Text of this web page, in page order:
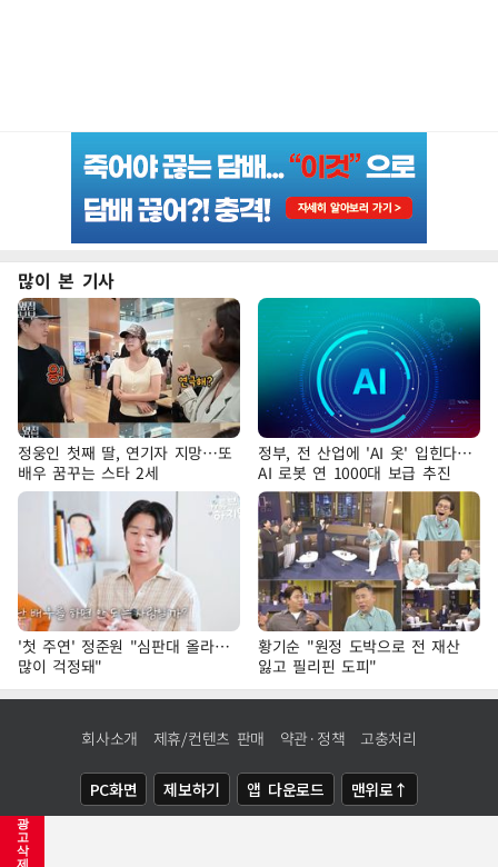
광
고
삭
제
많이 본 기사
정웅인 첫째 딸, 연기자 지망…또
배우 꿈꾸는 스타 2세
정부, 전 산업에 'AI 옷' 입힌다…
AI 로봇 연 1000대 보급 추진
'첫 주연' 정준원 "심판대 올라…
많이 걱정돼"
황기순 "원정 도박으로 전 재산
잃고 필리핀 도피"
회사소개 제휴/컨텐츠 판매 약관·정책 고충처리
PC화면 제보하기 앱 다운로드 맨위로↑